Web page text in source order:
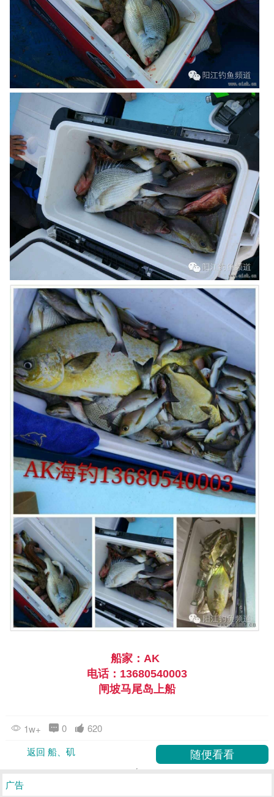
船家：AK
电话：13680540003
闸坡马尾岛上船
1w+ 0
620
返回 船、矶
广告